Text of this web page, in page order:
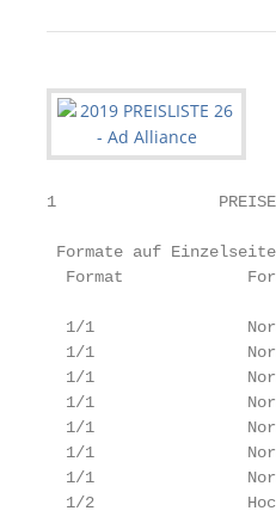
1                 PREISE
Formate auf
Format
1/1
1/1
1/1
1/1
1/1
1/1
1/1
1/2